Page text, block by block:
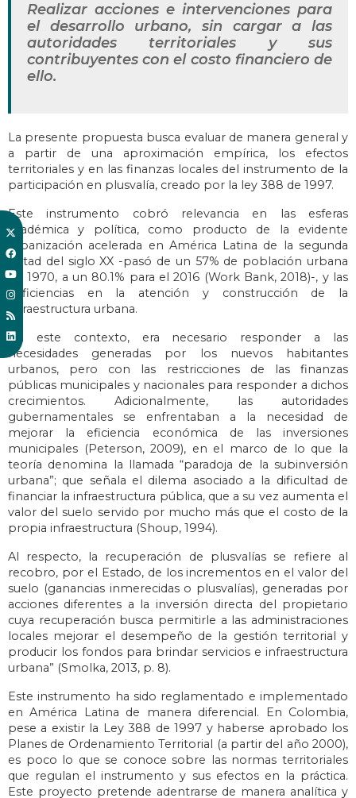
Realizar acciones e intervenciones para
el desarrollo urbano, sin cargar a las
autoridades territoriales y sus
contribuyentes con el costo financiero de
ello.
La presente propuesta busca evaluar de manera general y
a partir de una aproximación empírica, los efectos
territoriales y en las finanzas locales del instrumento de la
participación en plusvalía, creado por la ley 388 de 1997.
Este instrumento cobró relevancia en las esferas
académica y política, como producto de la evidente
urbanización acelerada en América Latina de la segunda
mitad del siglo XX -pasó de un 57% de población urbana
en 1970, a un 80.1% para el 2016 (Work Bank, 2018)-, y las
deficiencias en la atención y construcción de la
infraestructura urbana.
En este contexto, era necesario responder a las
necesidades generadas por los nuevos habitantes
urbanos, pero con las restricciones de las finanzas
públicas municipales y nacionales para responder a dichos
crecimientos. Adicionalmente, las autoridades
gubernamentales se enfrentaban a la necesidad de
mejorar la eficiencia económica de las inversiones
municipales (Peterson, 2009), en el marco de lo que la
teoría denomina la llamada “paradoja de la subinversión
urbana”; que señala el dilema asociado a la dificultad de
financiar la infraestructura pública, que a su vez aumenta el
valor del suelo servido por mucho más que el costo de la
propia infraestructura (Shoup, 1994).
Al respecto, la recuperación de plusvalías se refiere al
recobro, por el Estado, de los incrementos en el valor del
suelo (ganancias inmerecidas o plusvalías), generadas por
acciones diferentes a la inversión directa del propietario
cuya recuperación busca permitirle a las administraciones
locales mejorar el desempeño de la gestión territorial y
producir los fondos para brindar servicios e infraestructura
urbana” (Smolka, 2013, p. 8).
Este instrumento ha sido reglamentado e implementado
en América Latina de manera diferencial. En Colombia,
pese a existir la Ley 388 de 1997 y haberse aprobado los
Planes de Ordenamiento Territorial (a partir del año 2000),
es poco lo que se conoce sobre las normas territoriales
que regulan el instrumento y sus efectos en la práctica.
Este proyecto pretende adentrarse de manera analítica y